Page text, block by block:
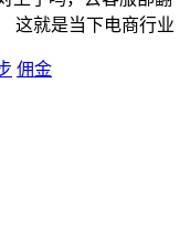
这就是当下电商行业
佣金